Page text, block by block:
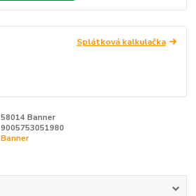
Splátková kalkulačka
58014 Banner
9005753051980
Banner